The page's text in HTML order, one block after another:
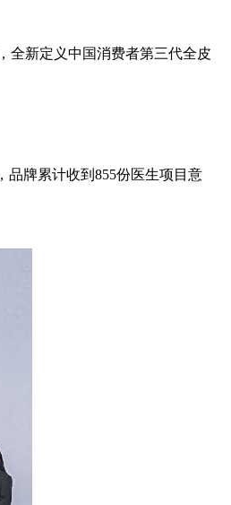
全新定义中国消费者第三代全皮
牌累计收到855份医生项目意